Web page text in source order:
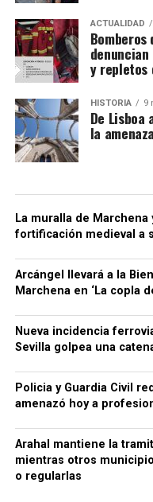
ACTUALIDAD
Bomberos
denuncian
y repletos
HISTORIA 9
De Lisboa
la
La muralla de
fortificación medieval a
Arcángel llevará a la
Marchena en ‘La copla
Nueva incidencia
Sevilla golpea una
Policia y Guardia Civil
amenazó hoy a
Arahal mantiene la
mientras otros
o regularlas